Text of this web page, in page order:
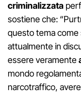
criminalizzata
sostiene che:
questo tema come
attualmente in
essere veramente
mondo
narcotraffico,